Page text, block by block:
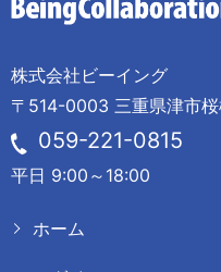
株式会社ビーイング
〒514-0003 三重県津市
059-221-0815
平日 9:00～18:00
ホーム